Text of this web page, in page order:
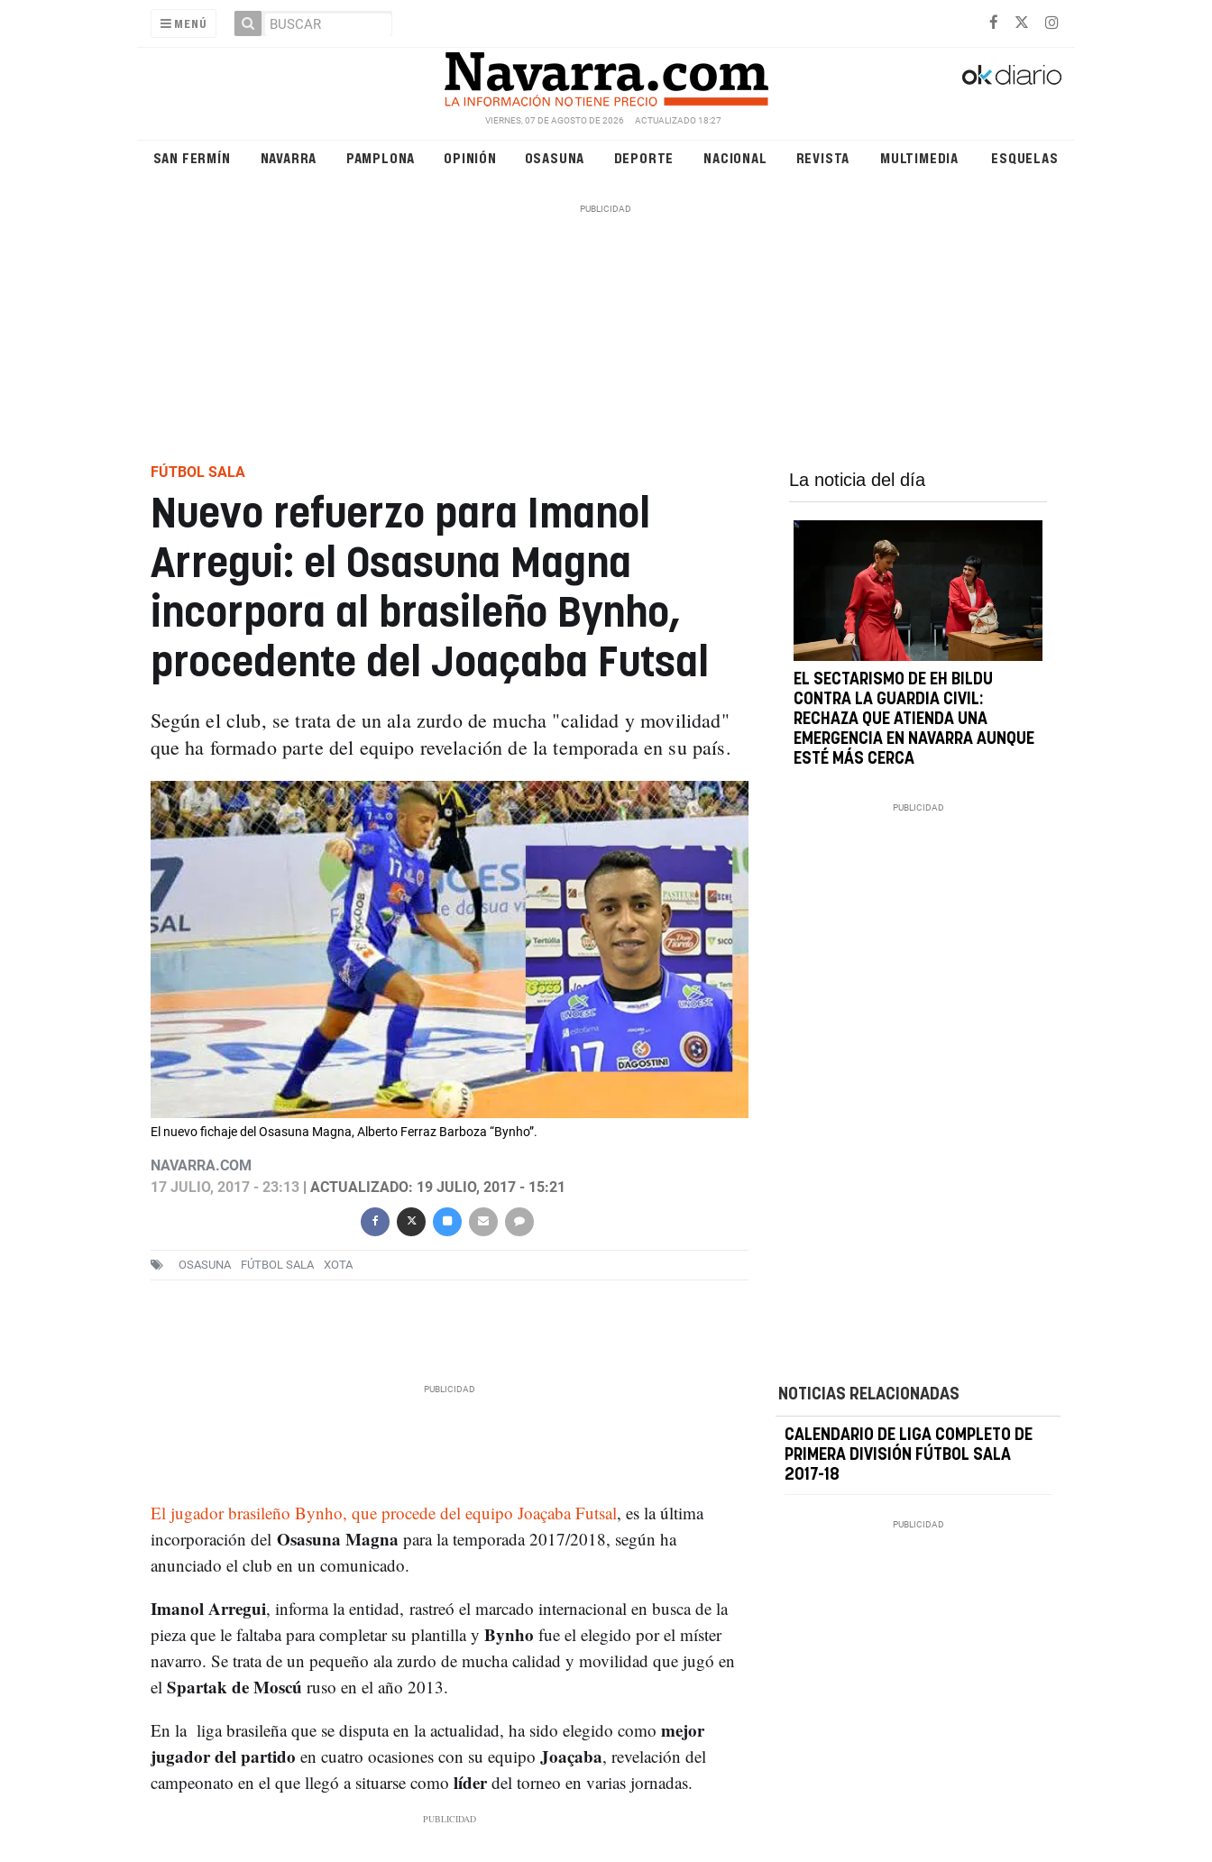
MENÚ
VIERNES, 07 DE AGOSTO DE 2026 ACTUALIZADO 18:27
SAN FERMÍN NAVARRA PAMPLONA OPINIÓN OSASUNA DEPORTE NACIONAL REVISTA MULTIMEDIA ESQUELAS
FÚTBOL SALA
Nuevo refuerzo para Imanol
Arregui: el Osasuna Magna
incorpora al brasileño Bynho,
procedente del Joaçaba Futsal
Según el club, se trata de un ala zurdo de mucha "calidad y movilidad"
que ha formado parte del equipo revelación de la temporada en su país.
El nuevo fichaje del Osasuna Magna, Alberto Ferraz Barboza “Bynho”.
NAVARRA.COM
17 JULIO, 2017 - 23:13| ACTUALIZADO: 19 JULIO, 2017 - 15:21
OSASUNA FÚTBOL SALA XOTA
La noticia del día
EL SECTARISMO DE EH BILDU
CONTRA LA GUARDIA CIVIL:
RECHAZA QUE ATIENDA UNA
EMERGENCIA EN NAVARRA AUNQUE
ESTÉ MÁS CERCA
El jugador brasileño Bynho, que procede del equipo Joaçaba Futsal, es la última
incorporación del Osasuna Magna para la temporada 2017/2018, según ha
anunciado el club en un comunicado.
Imanol Arregui, informa la entidad, rastreó el marcado internacional en busca de la
pieza que le faltaba para completar su plantilla y Bynho fue el elegido por el míster
navarro. Se trata de un pequeño ala zurdo de mucha calidad y movilidad que jugó en
el Spartak de Moscú ruso en el año 2013.
En la liga brasileña que se disputa en la actualidad, ha sido elegido como mejor
jugador del partido en cuatro ocasiones con su equipo Joaçaba, revelación del
campeonato en el que llegó a situarse como líderdel torneo en varias jornadas.
NOTICIAS RELACIONADAS
CALENDARIO DE LIGA COMPLETO DE
PRIMERA DIVISIÓN FÚTBOL SALA
2017-18